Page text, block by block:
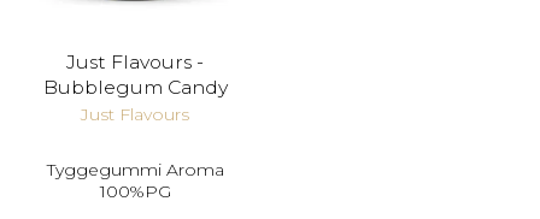
Just Flavours -
Bubblegum Candy
Just Flavours
Tyggegummi Aroma
100%PG